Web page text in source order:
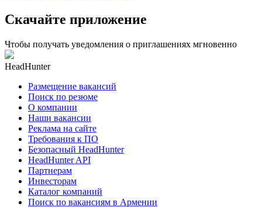
Скачайте приложение
Чтобы получать уведомления о приглашениях мгновенно
HeadHunter
Размещение вакансий
Поиск по резюме
О компании
Наши вакансии
Реклама на сайте
Требования к ПО
Безопасный HeadHunter
HeadHunter API
Партнерам
Инвесторам
Каталог компаний
Поиск по вакансиям в Армении